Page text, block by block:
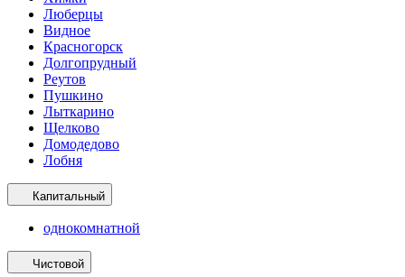
Люберцы
Видное
Красногорск
Долгопрудный
Реутов
Пушкино
Лыткарино
Щелково
Домодедово
Лобня
Капитальный
однокомнатной
Чистовой